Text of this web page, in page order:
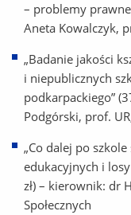
– problemy
Aneta Kowalczyk,
„Badanie jakości
i niepublicznych
podkarpackiego”
Podgórski, prof.
„Co dalej po
edukacyjnych i
zł) – kierownik: dr
Społecznych